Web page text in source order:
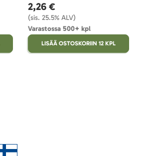
2,26 €
(sis. 25.5% ALV)
Varastossa 500+ kpl
LISÄÄ OSTOSKORIIN 12 KPL